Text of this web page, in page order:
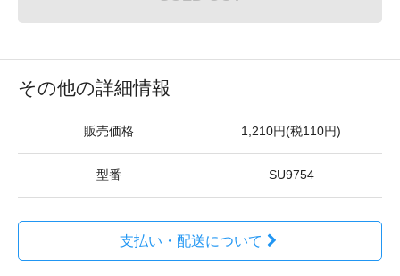
その他の詳細情報
販売価格 1,210円(税110円)
型番 SU9754
支払い・配送について